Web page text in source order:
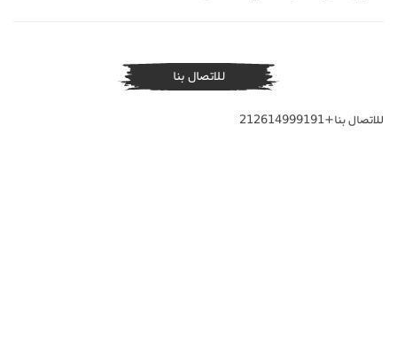
للاتصال بنا
للاتصال بنا+212614999191